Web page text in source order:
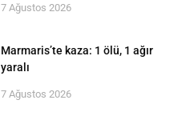
7 Ağustos 2026
Marmaris’te kaza: 1 ölü, 1 ağır
yaralı
7 Ağustos 2026